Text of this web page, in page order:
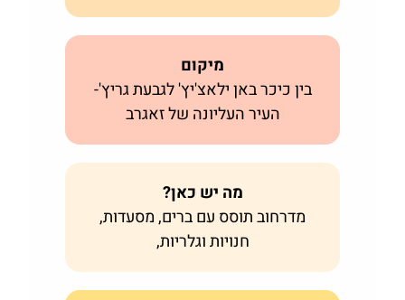
מיקום
בין כיכר באן ילאצ'יץ' לגבעת גריץ'-
העיר העליונה של זאגרב
מה יש כאן?
מדרחוב תוסס עם ברים, מסעדות,
חנויות וגלריות,